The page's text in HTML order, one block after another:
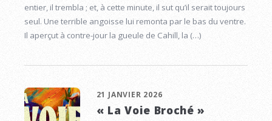
entier, il trembla ; et, à cette minute, il sut qu’il serait toujours
seul. Une terrible angoisse lui remonta par le bas du ventre.
Il aperçut à contre-jour la gueule de Cahill, la (…)
21 JANVIER 2026
« La Voie Broché »